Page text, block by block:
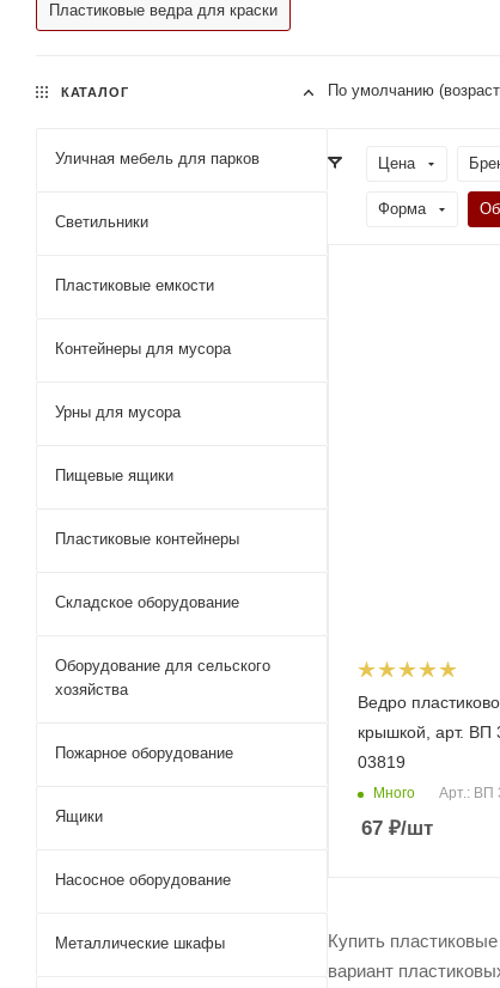
Пластиковые ведра для краски
По умолчанию
Цена
Форма
Ведро
крышкой, арт. ВП
03819
Много Арт.: ВП
67 ₽/шт
Купить
вариант
КАТАЛОГ
Уличная мебель для парков
Светильники
Пластиковые емкости
Контейнеры для мусора
Урны для мусора
Пищевые ящики
Пластиковые контейнеры
Складское оборудование
Оборудование для сельского
хозяйства
Пожарное оборудование
Ящики
Насосное оборудование
Металлические шкафы